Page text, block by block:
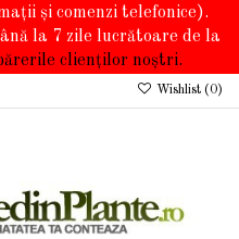
și comenzi telefonice).
la 7 zile lucrătoare de la
clienților noștri.
Wishlist (0)